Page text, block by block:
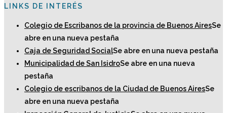
LINKS DE INTERÉS
Colegio de Escribanos de la provincia de Buenos AiresSe
abre en una nueva pestaña
Caja de Seguridad SocialSe abre en una nueva pestaña
Municipalidad de San IsidroSe abre en una nueva
pestaña
Colegio de escribanos de la Ciudad de Buenos AiresSe
abre en una nueva pestaña